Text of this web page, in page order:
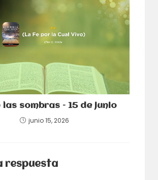
las sombras – 15 de junio
junio 15, 2026
respuesta